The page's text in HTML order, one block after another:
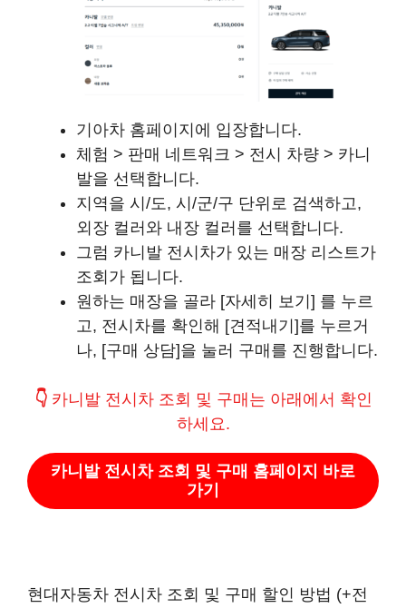
기아차 홈페이지에 입장합니다.
체험 > 판매 네트워크 > 전시 차량 > 카니
발을 선택합니다.
지역을 시/도, 시/군/구 단위로 검색하고,
외장 컬러와 내장 컬러를 선택합니다.
그럼 카니발 전시차가 있는 매장 리스트가
조회가 됩니다.
원하는 매장을 골라 [자세히 보기] 를 누르
고, 전시차를 확인해 [견적내기]를 누르거
나, [구매 상담]을 눌러 구매를 진행합니다.
👇카니발 전시차 조회 및 구매는 아래에서 확인
하세요.
카니발 전시차 조회 및 구매 홈페이지 바로
가기
현대자동차 전시차 조회 및 구매 할인 방법 (+전